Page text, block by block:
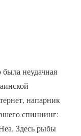
неудачная
напарник
спиннинг:
Здесь рыбы